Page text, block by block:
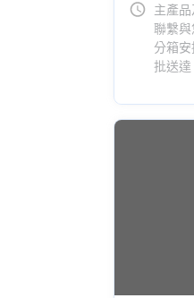
主產
聯繫
分箱
批送達